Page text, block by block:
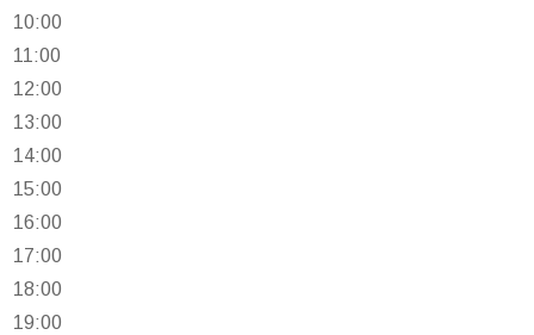
10:00
11:00
12:00
13:00
14:00
15:00
16:00
17:00
18:00
19:00